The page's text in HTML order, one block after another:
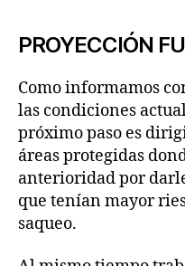
PROYECCIÓN
Como informamos
las condiciones
próximo paso es
áreas protegidas
anterioridad por
que tenían mayor
saqueo.